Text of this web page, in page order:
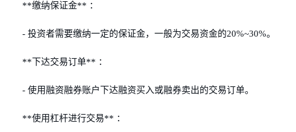
**缴纳保证金** ：
- 投资者需要缴纳一定的保证金，一般为交易资金的20%~30%。
**下达交易订单** ：
- 使用融资融券账户下达融资买入或融券卖出的交易订单。
**使用杠杆进行交易** ：